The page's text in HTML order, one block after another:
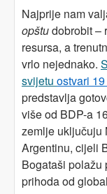
Najprije nam
opštudobrobit –
resursa, a
vrlo nejednako.
svijetu ostvari
predstavlja
više od BDP-a
zemlje uključuju
Argentinu, cijeli
Bogataši polažu
prihoda od